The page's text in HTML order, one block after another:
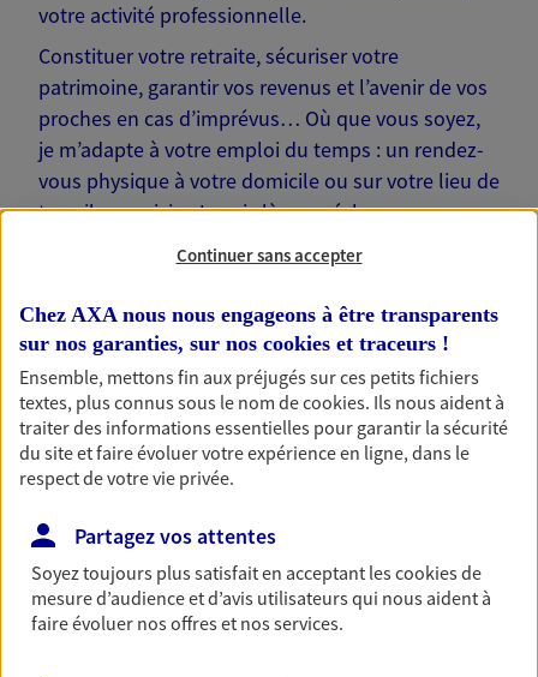
votre activité professionnelle.
Constituer votre retraite, sécuriser votre
patrimoine, garantir vos revenus et l’avenir de vos
proches en cas d’imprévus… Où que vous soyez,
je m’adapte à votre emploi du temps : un rendez-
vous physique à votre domicile ou sur votre lieu de
travail, une visio. Je suis là pour échanger avec
Nos offres phares
Réalisez vos projets grâce à votre épargne : achat
immobilier, études des enfants ou voyage autour
du monde… Épargnez à votre rythme et
simplement, selon votre profil.
Continuer sans accepter
Chez AXA nous nous engageons à être transparents
sur nos garanties, sur nos cookies et traceurs !
Ensemble, mettons fin aux préjugés sur ces petits fichiers
textes, plus connus sous le nom decookies. Ils nous aident à
traiter des informations essentielles pour garantir la sécurité
du site et faire évoluer votre expérience en ligne, dans le
respect de votre vie privée.
Partagez vos attentes
Soyez toujours plus satisfait en acceptant lescookiesde
mesure d’audience et d’avis utilisateurs qui nous aident à
faire évoluer nos offres et nos services.